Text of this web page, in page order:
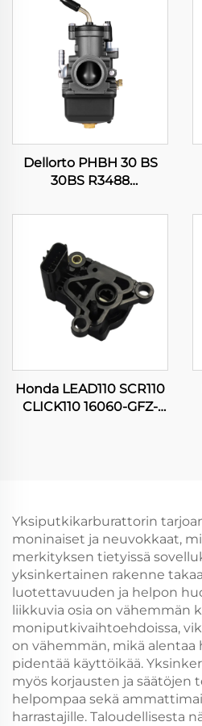
Dellorto PHBH 30 BS
30BS R3488
Scooterin Moottorin
Honda LEAD110 SCR110
CLICK110 16060-GFZ-
Yksiputkikarburattorin
moninaiset ja neuvokkaat,
merkityksen tietyissä
yksinkertainen rakenne
luotettavuuden ja helpon
liikkuvia osia on vähemmän
moniputkivaihtoehdoissa,
on vähemmän, mikä
pidentää käyttöikää.
myös korjausten ja säätöjen
helpompaa sekä
harrastajille. Taloudellisesta